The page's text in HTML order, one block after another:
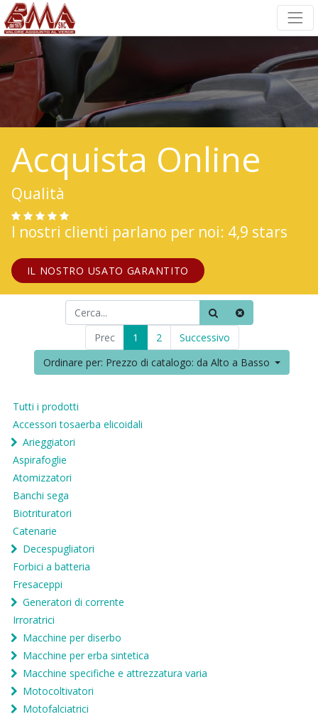
Acquista Online
Qualità
I nostri clienti parlano per noi: 4,9 stars
IL NOSTRO USATO GARANTITO
Prec 1 2
Successivo
Ordinare per: Prezzo di catalogo: da Alto a Basso
Tutti i prodotti
Accessori tosaerba elicoidali
Arieggiatori
Aspirafoglie
Atomizzatori
Banchi sega
Biotrituratori
Catenarie
Decespugliatori
Forbici a batteria
Fresaceppi
Generatori di corrente
Irroratrici
Macchine per diserbo
Macchine per erba sintetica
Macchine specifiche e attrezzatura varia
Motocoltivatori
Motofalciatrici